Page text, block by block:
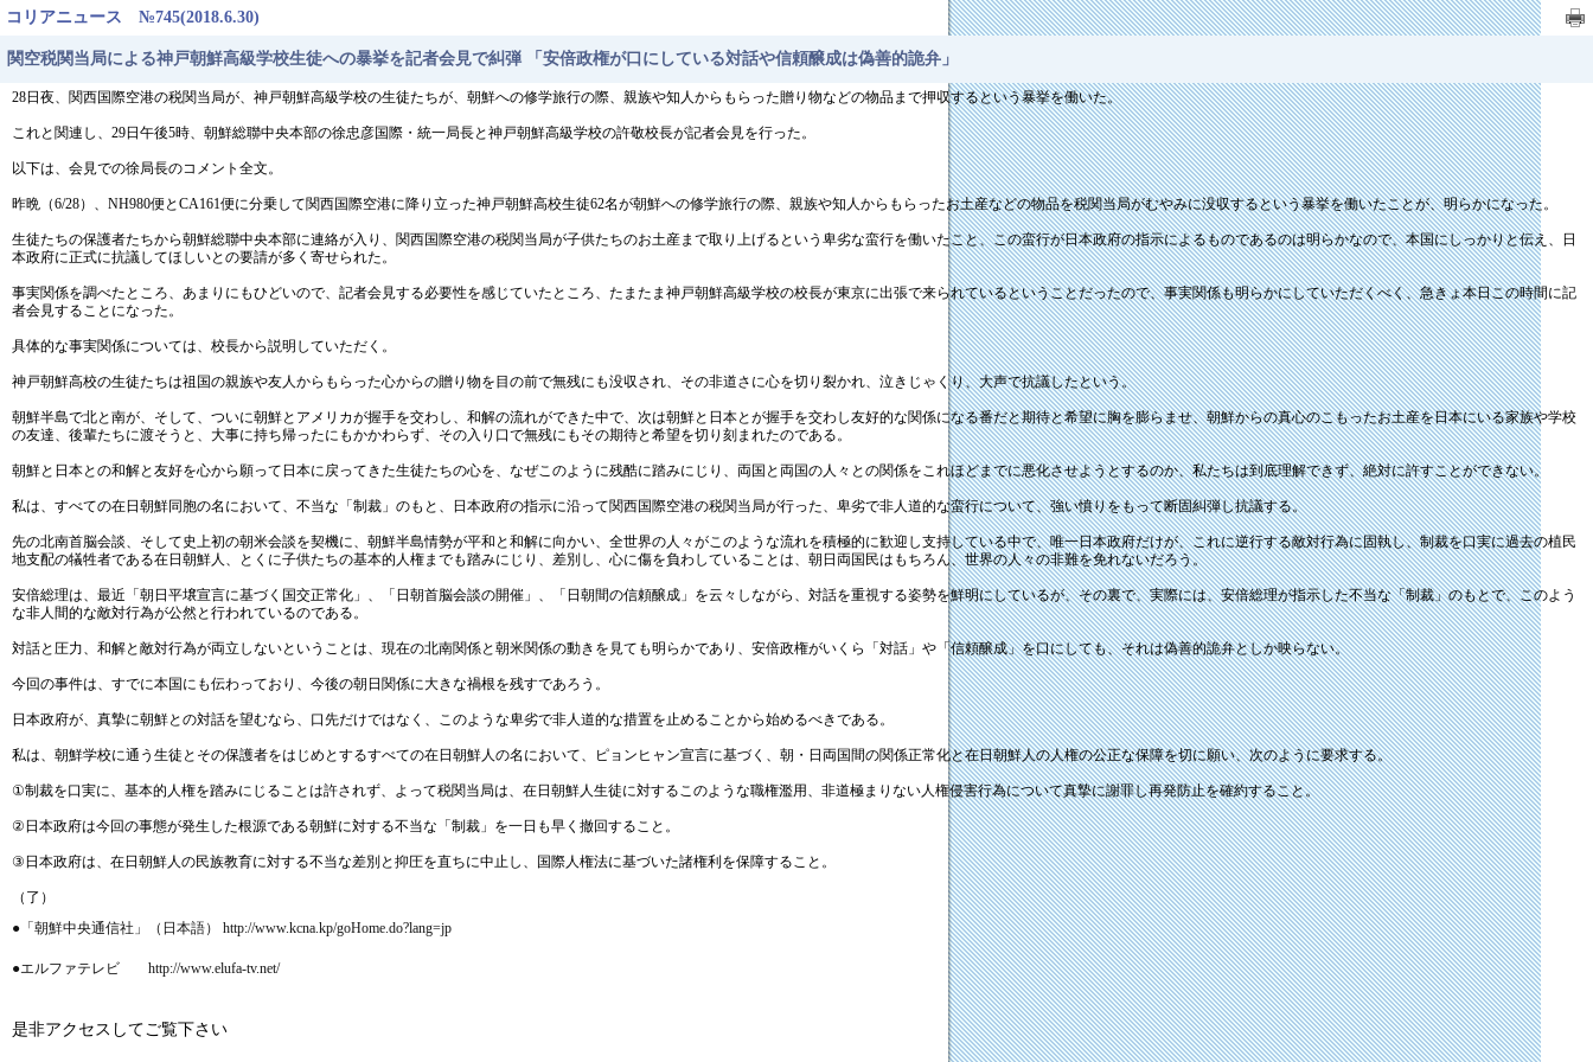
コリアニュース №745(2018.6.30)
関空税関当局による神戸朝鮮高級学校生徒への暴挙を記者会見で糾弾 「安倍政権が口にしている対話や信頼醸成は偽善的詭弁」
28日夜、関西国際空港の税関当局が、神戸朝鮮高級学校の生徒たちが、朝鮮への修学旅行の際、親族や知人からもらった贈り物などの物品まで押収するという暴挙を働いた。
これと関連し、29日午後5時、朝鮮総聯中央本部の徐忠彦国際・統一局長と神戸朝鮮高級学校の許敬校長が記者会見を行った。
以下は、会見での徐局長のコメント全文。
昨晩（6/28）、NH980便とCA161便に分乗して関西国際空港に降り立った神戸朝鮮高校生徒62名が朝鮮への修学旅行の際、親族や知人からもらったお土産などの物品を税関当局がむやみに没収するという暴挙を働いたことが、明らかになった。
生徒たちの保護者たちから朝鮮総聯中央本部に連絡が入り、関西国際空港の税関当局が子供たちのお土産まで取り上げるという卑劣な蛮行を働いたこと、この蛮行が日本政府の指示によるものであるのは明らかなので、本国にしっかりと伝え、日
本政府に正式に抗議してほしいとの要請が多く寄せられた。
事実関係を調べたところ、あまりにもひどいので、記者会見する必要性を感じていたところ、たまたま神戸朝鮮高級学校の校長が東京に出張で来られているということだったので、事実関係も明らかにしていただくべく、急きょ本日この時間に記
者会見することになった。
具体的な事実関係については、校長から説明していただく。
神戸朝鮮高校の生徒たちは祖国の親族や友人からもらった心からの贈り物を目の前で無残にも没収され、その非道さに心を切り裂かれ、泣きじゃくり、大声で抗議したという。
朝鮮半島で北と南が、そして、ついに朝鮮とアメリカが握手を交わし、和解の流れができた中で、次は朝鮮と日本とが握手を交わし友好的な関係になる番だと期待と希望に胸を膨らませ、朝鮮からの真心のこもったお土産を日本にいる家族や学校
の友達、後輩たちに渡そうと、大事に持ち帰ったにもかかわらず、その入り口で無残にもその期待と希望を切り刻まれたのである。
朝鮮と日本との和解と友好を心から願って日本に戻ってきた生徒たちの心を、なぜこのように残酷に踏みにじり、両国と両国の人々との関係をこれほどまでに悪化させようとするのか、私たちは到底理解できず、絶対に許すことができない。
私は、すべての在日朝鮮同胞の名において、不当な「制裁」のもと、日本政府の指示に沿って関西国際空港の税関当局が行った、卑劣で非人道的な蛮行について、強い憤りをもって断固糾弾し抗議する。
先の北南首脳会談、そして史上初の朝米会談を契機に、朝鮮半島情勢が平和と和解に向かい、全世界の人々がこのような流れを積極的に歓迎し支持している中で、唯一日本政府だけが、これに逆行する敵対行為に固執し、制裁を口実に過去の植民
地支配の犠牲者である在日朝鮮人、とくに子供たちの基本的人権までも踏みにじり、差別し、心に傷を負わしていることは、朝日両国民はもちろん、世界の人々の非難を免れないだろう。
安倍総理は、最近「朝日平壌宣言に基づく国交正常化」、「日朝首脳会談の開催」、「日朝間の信頼醸成」を云々しながら、対話を重視する姿勢を鮮明にしているが、その裏で、実際には、安倍総理が指示した不当な「制裁」のもとで、このよう
な非人間的な敵対行為が公然と行われているのである。
対話と圧力、和解と敵対行為が両立しないということは、現在の北南関係と朝米関係の動きを見ても明らかであり、安倍政権がいくら「対話」や「信頼醸成」を口にしても、それは偽善的詭弁としか映らない。
今回の事件は、すでに本国にも伝わっており、今後の朝日関係に大きな禍根を残すであろう。
日本政府が、真摯に朝鮮との対話を望むなら、口先だけではなく、このような卑劣で非人道的な措置を止めることから始めるべきである。
私は、朝鮮学校に通う生徒とその保護者をはじめとするすべての在日朝鮮人の名において、ピョンヒャン宣言に基づく、朝・日両国間の関係正常化と在日朝鮮人の人権の公正な保障を切に願い、次のように要求する。
①制裁を口実に、基本的人権を踏みにじることは許されず、よって税関当局は、在日朝鮮人生徒に対するこのような職権濫用、非道極まりない人権侵害行為について真摯に謝罪し再発防止を確約すること。
②日本政府は今回の事態が発生した根源である朝鮮に対する不当な「制裁」を一日も早く撤回すること。
③日本政府は、在日朝鮮人の民族教育に対する不当な差別と抑圧を直ちに中止し、国際人権法に基づいた諸権利を保障すること。
（了）
●「朝鮮中央通信社」（日本語） http://www.kcna.kp/goHome.do?lang=jp
●エルファテレビ http://www.elufa-tv.net/
是非アクセスしてご覧下さい